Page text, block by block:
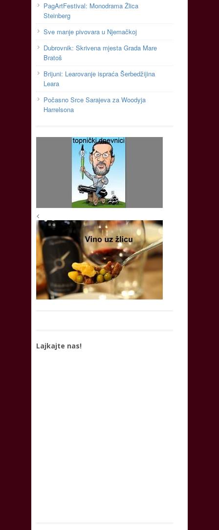
PagArtFestival: Monodrama Žlica
Steinberg
Sve manje pivovara u Njemačkoj
Dubrovnik: Skrivena mjesta Grada Mare
Bratoš
Brijuni: Learovanje ispraća Šerbedžijina
Leara
Počasno Srce Sarajeva za Woodyja
Harrelsona
<
Lajkajte nas!